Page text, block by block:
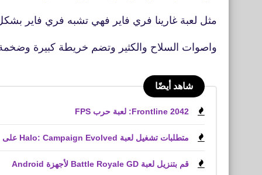
مثل لعبة غارينا فري فاير فهي تشبه فري فاير
واصوات السلاح والكثير وتضم خريطة كبيرة
شاهد أيضًا
Frontline 2042: لعبة حرب FPS
متطلبات تشغيل لعبة Halo: Campaign Evolved على الكمبيوتر الشخصي
قم بتنزيل لعبة Battle Royale GD لأجهزة Android